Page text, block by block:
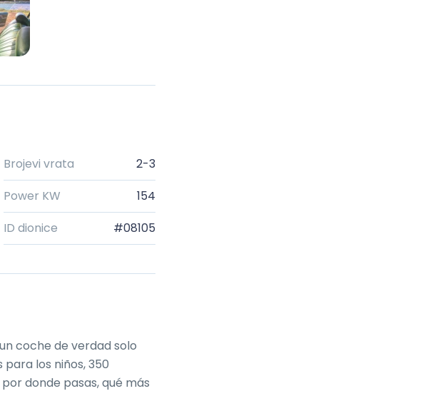
Brojevi vrata
2-3
Power KW
154
ID dionice #08105
coche de verdad solo
los niños, 350
donde pasas, qué más